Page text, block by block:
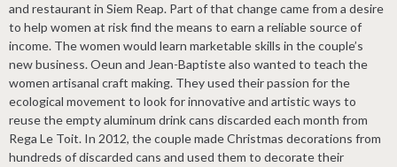
and restaurant in Siem Reap. Part of that change came from a desire
to help women at risk find the means to earn a reliable source of
income. The women would learn marketable skills in the couple’s
new business. Oeun and Jean-Baptiste also wanted to teach the
women artisanal craft making. They used their passion for the
ecological movement to look for innovative and artistic ways to
reuse the empty aluminum drink cans discarded each month from
Rega Le Toit. In 2012, the couple made Christmas decorations from
hundreds of discarded cans and used them to decorate their